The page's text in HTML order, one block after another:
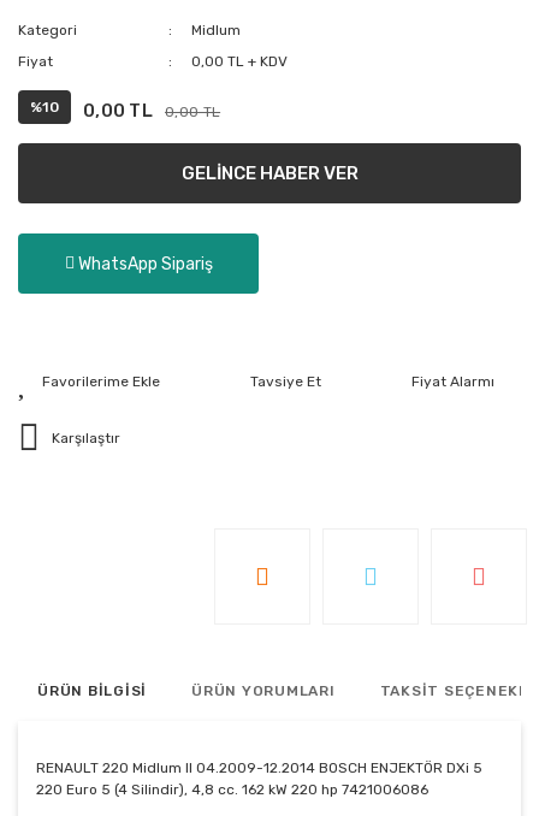
Kategori
Midlum
Fiyat
0,00 TL + KDV
%10 0,00 TL 0,00 TL
GELİNCE HABER VER
WhatsApp Sipariş
Tavsiye Et Fiyat Alarmı
Karşılaştır
ÜRÜN BİLGİSİ ÜRÜN YORUMLARI TAKSİT
RENAULT 220 Midlum II 04.2009-12.2014 BOSCH ENJEKTÖR DXi 5
220 Euro 5 (4 Silindir), 4,8 cc. 162 kW 220 hp 7421006086